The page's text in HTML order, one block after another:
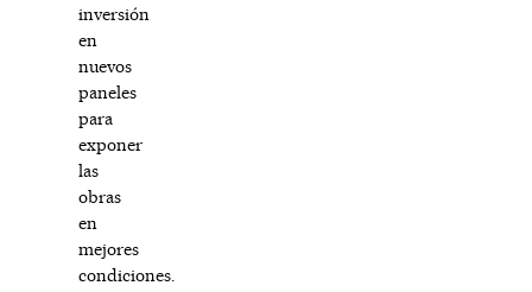
inversión
en
nuevos
paneles
para
exponer
las
obras
en
mejores
condiciones.